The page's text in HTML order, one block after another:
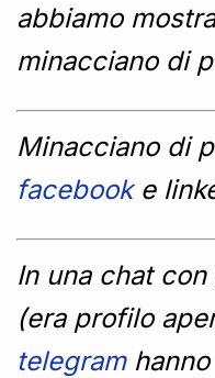
abbiamo
minacciano di
Minacciano di
facebooke
In una chat
(era profilo
telegramhanno